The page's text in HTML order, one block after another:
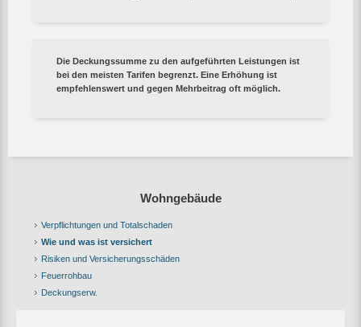
Wohngebäude
Verpflichtungen und Totalschaden
Wie und was ist versichert
Risiken und Versicherungsschäden
Feuerrohbau
Deckungserw.
Die Deckungssumme zu den aufgeführten Leistungen ist
bei den meisten Tarifen begrenzt. Eine Erhöhung ist
empfehlenswert und gegen Mehrbeitrag oft möglich.